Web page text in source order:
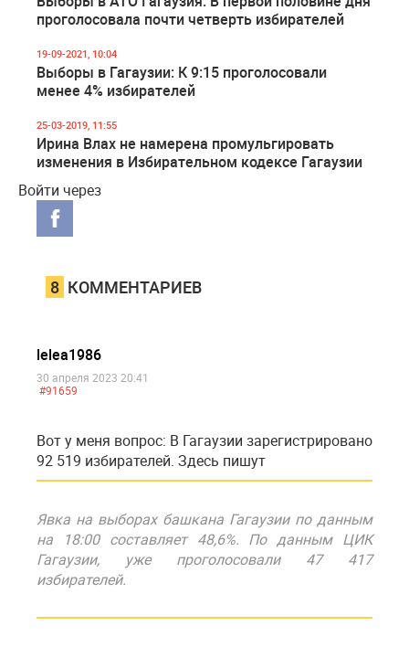
проголосовала почти четверть избирателей
19-09-2021, 10:04
Выборы в Гагаузии: К 9:15 проголосовали
менее 4% избирателей
25-03-2019, 11:55
Ирина Влах не намерена промульгировать
изменения в Избирательном кодексе Гагаузии
Войти через
8 КОММЕНТАРИЕВ
lelea1986
30 апреля 2023 20:41
#91659
Вот у меня вопрос: В Гагаузии зарегистрировано
92 519 избирателей. Здесь пишут
Явка на выборах башкана Гагаузии по данным
на 18:00 составляет 48,6%. По данным ЦИК
Гагаузии, уже проголосовали 47 417
избирателей.